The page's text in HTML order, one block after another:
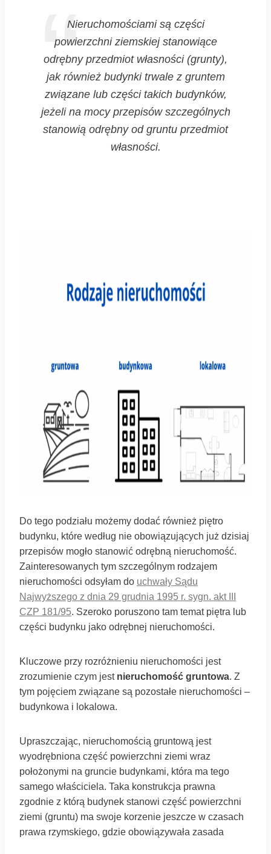
Nieruchomościami są części
powierzchni ziemskiej stanowiące
odrębny przedmiot własności (grunty),
jak również budynki trwale z gruntem
związane lub części takich budynków,
jeżeli na mocy przepisów szczególnych
stanowią odrębny od gruntu przedmiot
własności.
Do tego podziału możemy dodać również piętro
budynku, które według nie obowiązujących już dzisiaj
przepisów mogło stanowić odrębną nieruchomość.
Zainteresowanych tym szczególnym rodzajem
nieruchomości odsyłam do uchwały Sądu
Najwyższego z dnia 29 grudnia 1995 r. sygn. akt III
CZP 181/95. Szeroko poruszono tam temat piętra lub
części budynku jako odrębnej nieruchomości.
Kluczowe przy rozróżnieniu nieruchomości jest
zrozumienie czym jest nieruchomość gruntowa. Z
tym pojęciem związane są pozostałe nieruchomości –
budynkowa i lokalowa.
Upraszczając, nieruchomością gruntową jest
wyodrębniona część powierzchni ziemi wraz
położonymi na gruncie budynkami, która ma tego
samego właściciela. Taka konstrukcja prawna
zgodnie z którą budynek stanowi część powierzchni
ziemi (gruntu) ma swoje korzenie jeszcze w czasach
prawa rzymskiego, gdzie obowiązywała zasada